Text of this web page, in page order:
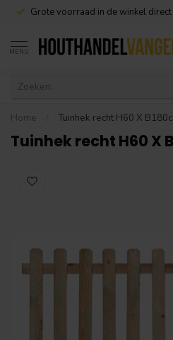
Grote voorraad in de winkel direct
MENU
Home Tuinhek recht H60 X
Tuinhek recht H60 X